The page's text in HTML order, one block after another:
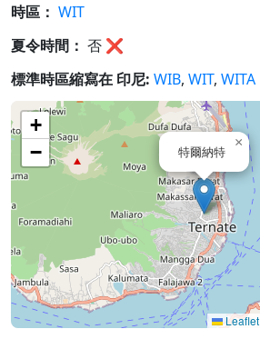
時區： WIT
夏令時間： 否 ❌
標準時區縮寫在 印尼: WIB, WIT, WITA
特爾納特
×
+
−
Leaflet